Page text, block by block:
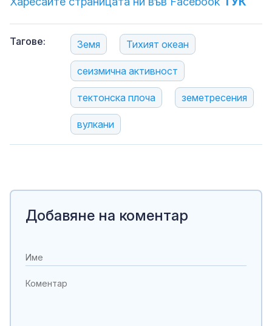
Тагове: Земя Тихият океан
сеизмична активност
тектонска плоча земетресения
вулкани
Добавяне на коментар